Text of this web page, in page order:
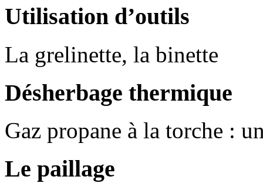
Utilisation d’outils
La grelinette, la binette
Désherbage thermique
Gaz propane à la torche :
Le paillage